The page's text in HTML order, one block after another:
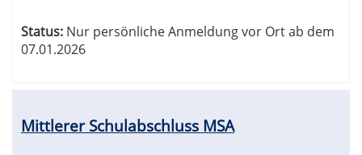
Status: Nur persönliche Anmeldung vor Ort ab dem
07.01.2026
Mittlerer Schulabschluss MSA